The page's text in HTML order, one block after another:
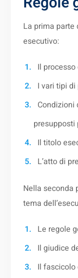
La prima
esecutivo:
Il
I vari tipi
Condizioni
presupposti
Il titolo
L’atto di
Nella seconda
tema
Le regole
Il giudice
Il fascicolo